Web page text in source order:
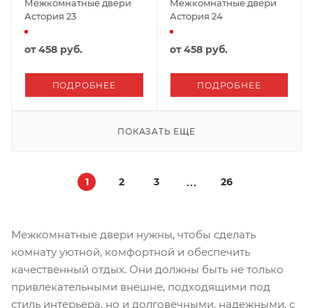
Межкомнатные двери
Астория 23
от458 руб.
ПОДРОБНЕЕ
Межкомнатные двери
Астория 24
от458 руб.
ПОДРОБНЕЕ
ПОКАЗАТЬ ЕЩЕ
1 2 3 26
Межкомнатные двери нужны, чтобы сделать
комнату уютной, комфортной и обеспечить
качественный отдых. Они должны быть не только
привлекательными внешне, подходящими под
стиль интерьера, но и долговечными, надежными, с